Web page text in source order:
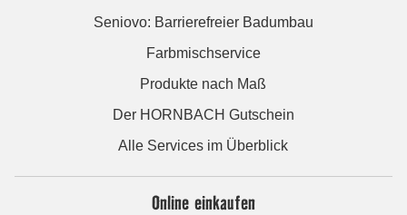
Seniovo: Barrierefreier Badumbau
Farbmischservice
Produkte nach Maß
Der HORNBACH Gutschein
Alle Services im Überblick
Online einkaufen